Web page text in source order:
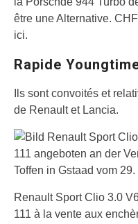
être une Alternative.
ici.
Rapide
Ils sont convoités et
de Renault et Lancia.
Renault Sport Clio 3.0
111 à la vente aux